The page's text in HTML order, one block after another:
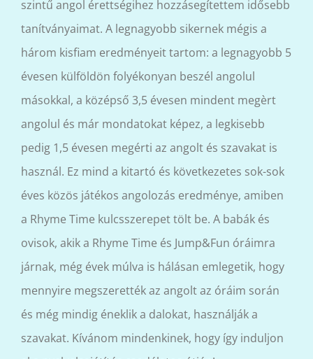
szintű angol érettségihez hozzásegítettem idősebb
tanítványaimat. A legnagyobb sikernek mégis a
három kisfiam eredményeit tartom: a legnagyobb 5
évesen külföldön folyékonyan beszél angolul
másokkal, a középső 3,5 évesen mindent megèrt
angolul és már mondatokat képez, a legkisebb
pedig 1,5 évesen megérti az angolt és szavakat is
használ. Ez mind a kitartó és következetes sok-sok
éves közös játékos angolozás eredménye, amiben
a Rhyme Time kulcsszerepet tölt be. A babák és
ovisok, akik a Rhyme Time és Jump&Fun óráimra
járnak, még évek múlva is hálásan emlegetik, hogy
mennyire megszerették az angolt az óráim során
és még mindig éneklik a dalokat, használják a
szavakat. Kívánom mindenkinek, hogy így induljon